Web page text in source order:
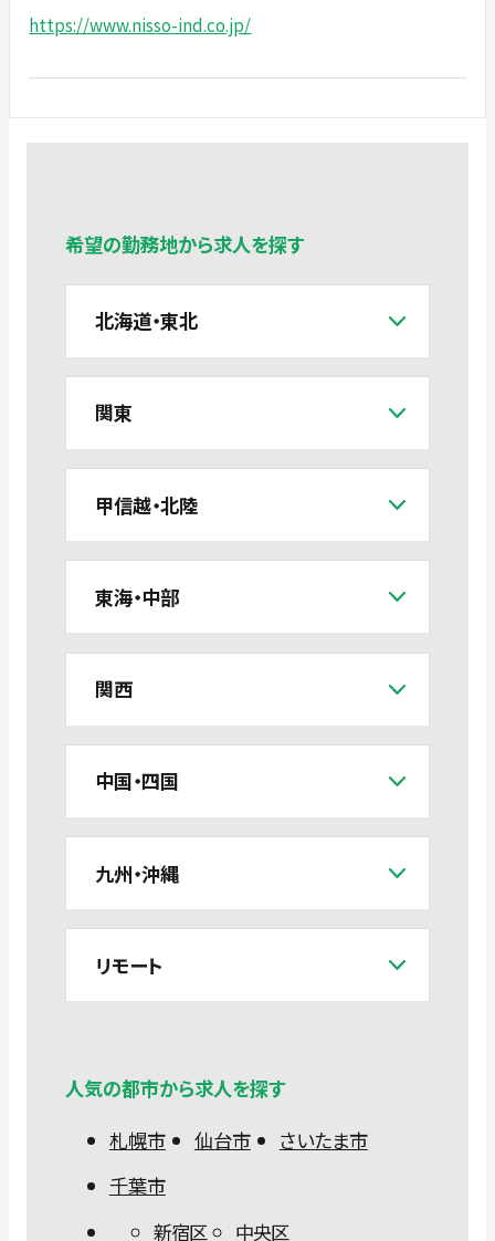
https://www.nisso-ind.co.jp/
希望の勤務地から求人を探す
北海道・東北
関東
甲信越・北陸
東海・中部
関西
中国・四国
九州・沖縄
リモート
人気の都市から求人を探す
札幌市
仙台市
さいたま市
千葉市
新宿区
中央区